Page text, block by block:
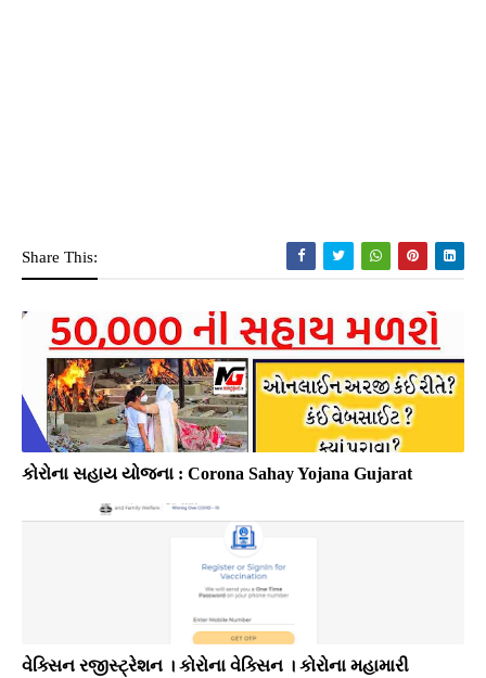
Share This:
કોરોના સહાય યોજના : Corona Sahay Yojana Gujarat
વેક્સિન રજીસ્ટ્રેશન । કોરોના વેક્સિન । કોરોના મહામારી